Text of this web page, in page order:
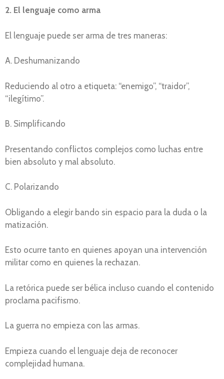
2. El lenguaje como arma
El lenguaje puede ser arma de tres maneras:
A. Deshumanizando
Reduciendo al otro a etiqueta: “enemigo”, “traidor”,
“ilegítimo”.
B. Simplificando
Presentando conflictos complejos como luchas entre
bien absoluto y mal absoluto.
C. Polarizando
Obligando a elegir bando sin espacio para la duda o la
matización.
Esto ocurre tanto en quienes apoyan una intervención
militar como en quienes la rechazan.
La retórica puede ser bélica incluso cuando el contenido
proclama pacifismo.
La guerra no empieza con las armas.
Empieza cuando el lenguaje deja de reconocer
complejidad humana.